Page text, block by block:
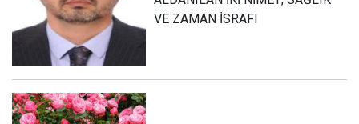
VE ZAMAN İSRAFI